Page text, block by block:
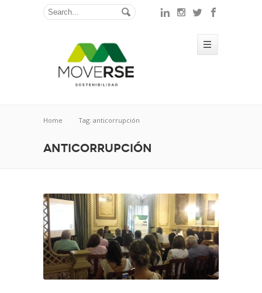
Home Tag: anticorrupción
anticorrupción